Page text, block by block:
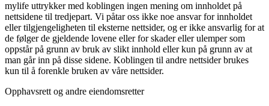
mylife uttrykker med koblingen ingen mening om innholdet på
nettsidene til tredjepart. Vi påtar oss ikke noe ansvar for innholdet
eller tilgjengeligheten til eksterne nettsider, og er ikke ansvarlig for at
de følger de gjeldende lovene eller for skader eller ulemper som
oppstår på grunn av bruk av slikt innhold eller kun på grunn av at
man går inn på disse sidene. Koblingen til andre nettsider brukes
kun til å forenkle bruken av våre nettsider.
Opphavsrett og andre eiendomsretter